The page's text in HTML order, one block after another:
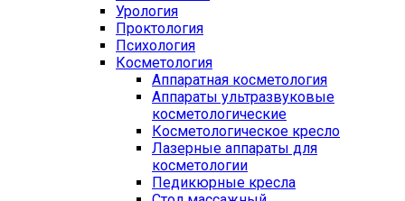
Урология
Проктология
Психология
Косметология
Аппаратная косметология
Аппараты ультразвуковые
косметологические
Косметологическое кресло
Лазерные аппараты для
косметологии
Педикюрные кресла